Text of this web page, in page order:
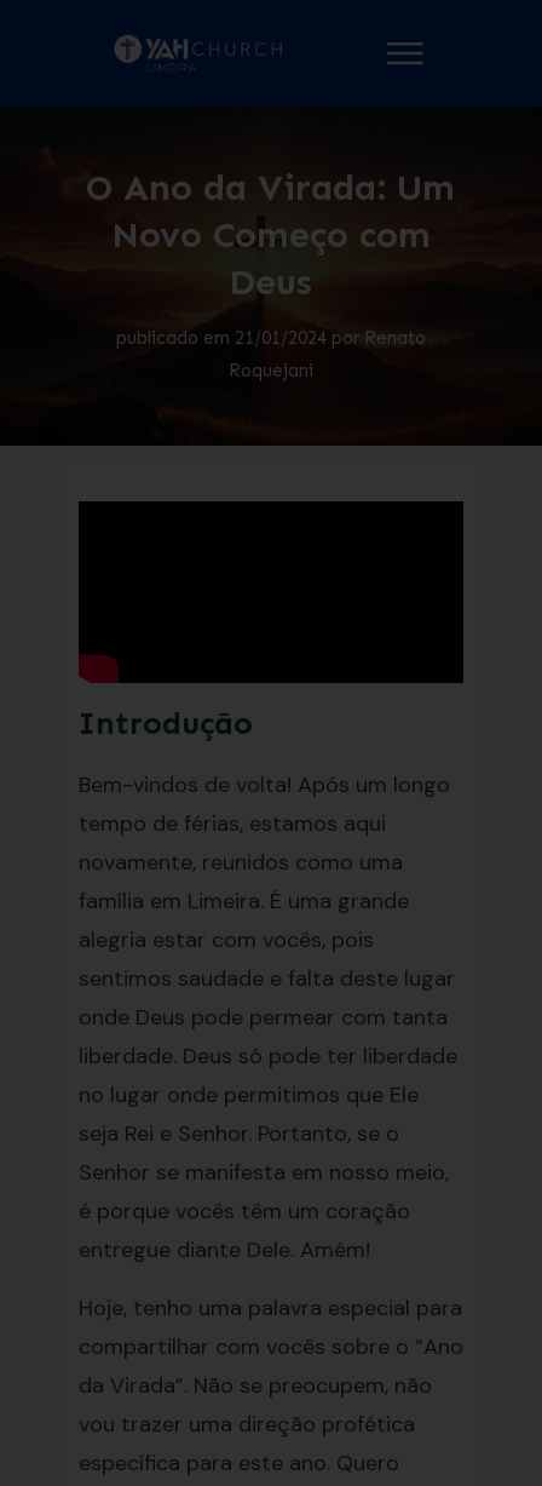
O Ano da Virada: Um
Novo Começo com
Deus
publicado em 21/01/2024 por Renato
Roquejani
Introdução
Bem-vindos de volta! Após um longo
tempo de férias, estamos aqui
novamente, reunidos como uma
família em Limeira. É uma grande
alegria estar com vocês, pois
sentimos saudade e falta deste lugar
onde Deus pode permear com tanta
liberdade. Deus só pode ter liberdade
no lugar onde permitimos que Ele
seja Rei e Senhor. Portanto, se o
Senhor se manifesta em nosso meio,
é porque vocês têm um coração
entregue diante Dele. Amém!
Hoje, tenho uma palavra especial para
compartilhar com vocês sobre o “Ano
da Virada”. Não se preocupem, não
vou trazer uma direção profética
específica para este ano. Quero